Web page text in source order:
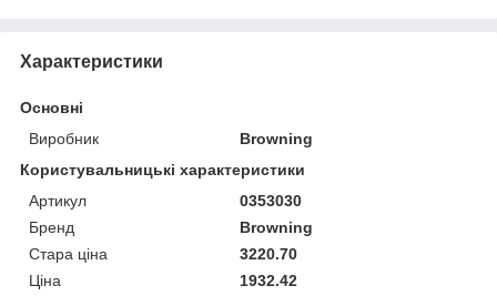
Характеристики
Основні
Виробник
Browning
Користувальницькі характеристики
Артикул
0353030
Бренд
Browning
Стара ціна
3220.70
Ціна
1932.42